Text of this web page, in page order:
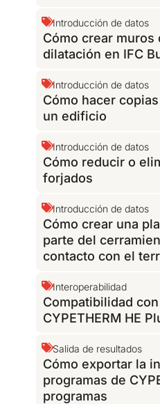
Introducción de datos
Cómo crear muros
dilatación en IFC
Introducción de datos
Cómo hacer
un edificio
Introducción de datos
Cómo reducir o
forjados
Introducción de datos
Cómo crear una
parte del
contacto con el
Interoperabilidad
Compatibilidad
CYPETHERM HE
Salida de resultados
Cómo exportar la
programas de
programas